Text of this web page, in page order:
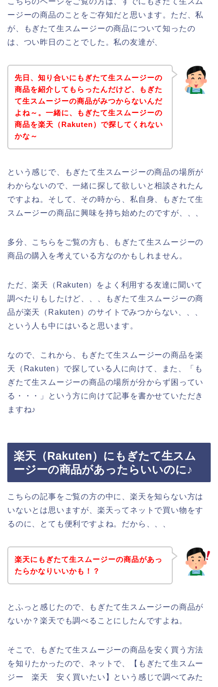
ージーの商品のことをご存知だと思います。ただ、私
が、もぎたて生スムージーの商品について知ったの
は、つい昨日のことでした。私の友達が、
先日、知り合いにもぎたて生スムージーの
商品を紹介してもらったんだけど、もぎた
て生スムージーの商品がみつからないんだ
よね～。一緒に、もぎたて生スムージーの
商品を楽天（Rakuten）で探してくれない
かな～
という感じで、もぎたて生スムージーの商品の場所が
わからないので、一緒に探して欲しいと相談されたん
ですよね。そして、その時から、私自身、もぎたて生
スムージーの商品に興味を持ち始めたのですが、、、
多分、こちらをご覧の方も、もぎたて生スムージーの
商品の購入を考えている方なのかもしれません。
ただ、楽天（Rakuten）をよく利用する友達に聞いて
調べたりもしたけど、、、もぎたて生スムージーの商
品が楽天（Rakuten）のサイトでみつからない、、、
という人も中にはいると思います。
なので、これから、もぎたて生スムージーの商品を楽
天（Rakuten）で探している人に向けて、また、「も
ぎたて生スムージーの商品の場所が分からず困ってい
る・・・」という方に向けて記事を書かせていただき
ますね♪
楽天（Rakuten）にもぎたて生スム
ージーの商品があったらいいのに♪
こちらの記事をご覧の方の中に、楽天を知らない方は
いないとは思いますが、楽天ってネットで買い物をす
るのに、とても便利ですよね。だから、、、
楽天にもぎたて生スムージーの商品があっ
たらかなりいいかも！？
とふっと感じたので、もぎたて生スムージーの商品が
ないか？楽天でも調べることにしたんですよね。
そこで、もぎたて生スムージーの商品を安く買う方法
を知りたかったので、ネットで、【もぎたて生スムー
ジー 楽天 安く買いたい】という感じで調べてみた